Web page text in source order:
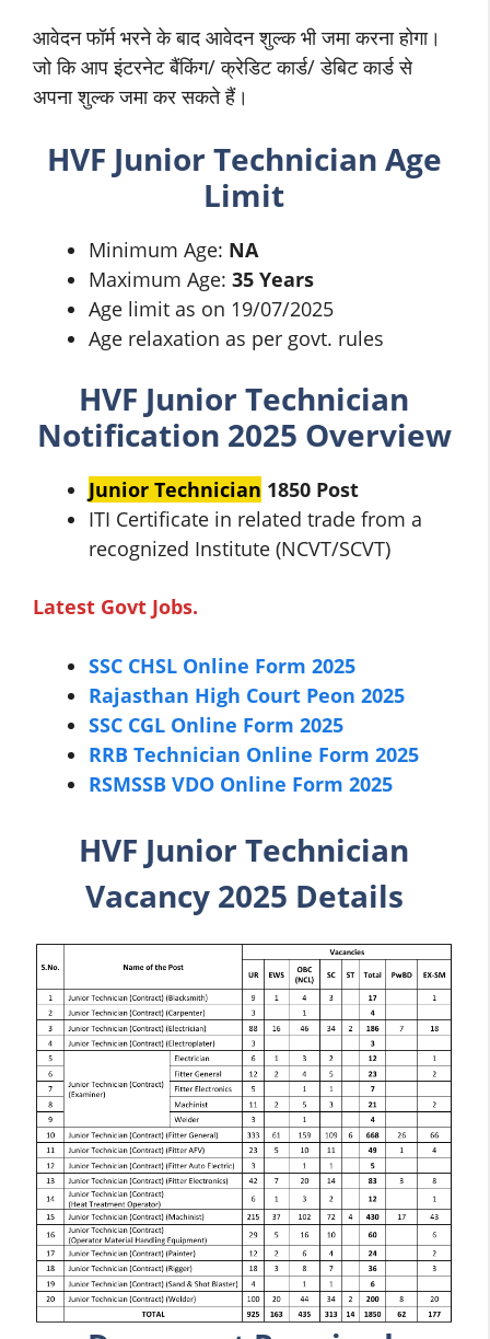
आवेदन फॉर्म भरने के बाद आवेदन शुल्क भी जमा करना होगा।
जो कि आप इंटरनेट बैंकिंग/ क्रेडिट कार्ड/ डेबिट कार्ड से
अपना शुल्क जमा कर सकते हैं।
HVF Junior Technician Age
Limit
Minimum Age: NA
Maximum Age: 35 Years
Age limit as on 19/07/2025
Age relaxation as per govt. rules
HVF Junior Technician
Notification 2025 Overview
Junior Technician 1850 Post
ITI Certificate in related trade from a
recognized Institute (NCVT/SCVT)
Latest Govt Jobs.
SSC CHSL Online Form 2025
Rajasthan High Court Peon 2025
SSC CGL Online Form 2025
RRB Technician Online Form 2025
RSMSSB VDO Online Form 2025
HVF Junior Technician
Vacancy 2025 Details